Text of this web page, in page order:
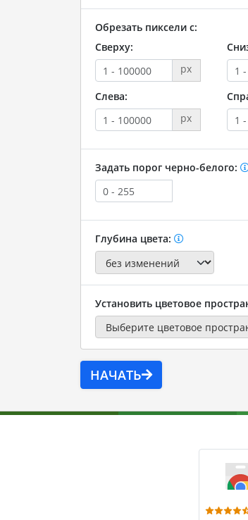
Обрезать пиксели с:
Сверху:
px
Слева:
px
Задать порог черно-белого:
Глубина цвета:
Установить цветовое
НАЧАТЬ